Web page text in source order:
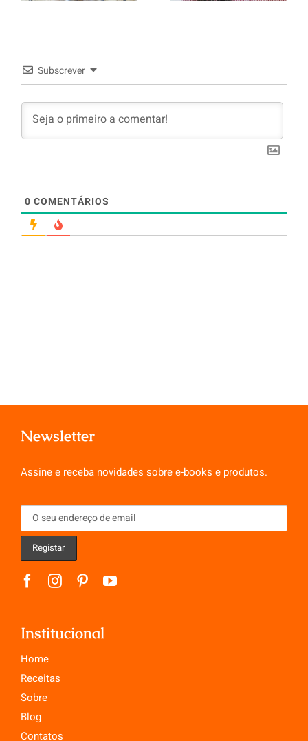
Subscrever
0 COMENTÁRIOS
Newsletter
Assine e receba novidades sobre e-books e produtos.
Institucional
Home
Receitas
Sobre
Blog
Contatos